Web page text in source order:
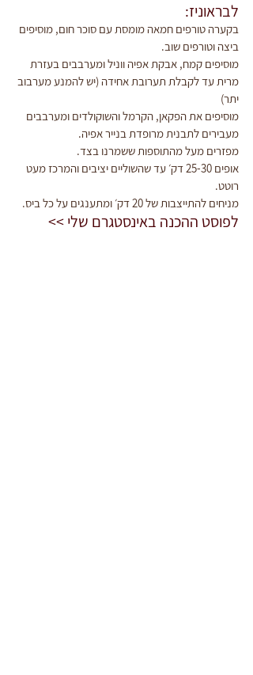
לבראוניז:
בקערה טורפים חמאה מומסת עם סוכר חום, מוסיפים
ביצה וטורפים שוב.
מוסיפים קמח, אבקת אפיה ווניל ומערבבים בעזרת
מרית עד לקבלת תערובת אחידה (יש להמנע מערבוב
יתר)
מוסיפים את הפקאן, הקרמל והשוקולדים ומערבבים
מעבירים לתבנית מרופדת בנייר אפיה.
מפזרים מעל מהתוספות ששמרנו בצד.
אופים 25-30 דק׳ עד שהשוליים יציבים והמרכז מעט
רוטט.
מניחים להתייצבות של 20 דק׳ ומתענגים על כל ביס.
לפוסט ההכנה באינסטגרם שלי >>